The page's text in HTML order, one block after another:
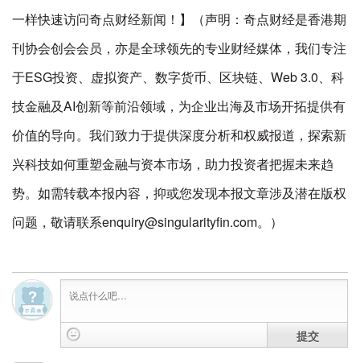
一样快速访问奇点财经新闻！】（声明：奇点财经是香港期
刊协会创会会员，亦是全球领先的专业财经媒体，我们专注
于ESG投资、虚拟资产、数字货币、区块链、Web 3.0、科
技金融及AI创新等前沿领域，为企业出海及市场开拓提供有
价值的导向。我们致力于提供深度分析和权威报道，探索新
兴科技如何重塑金融与资本市场，助力投资者把握未来趋
势。如需转载本报内容，抑或您发现本报文章涉及潜在版权
问题，敬请联系enquiry@singularityfin.com。）
提交